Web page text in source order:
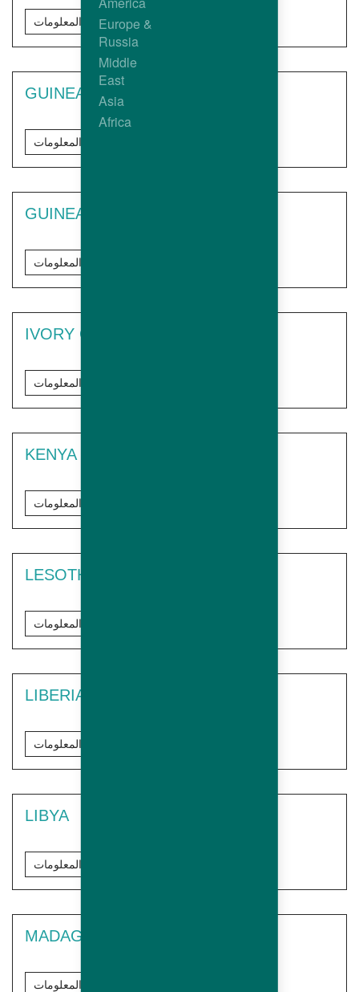
مزيد من المعلومات
GUINEA
مزيد من المعلومات
GUINEA-BISSAU
مزيد من المعلومات
IVORY COAST
مزيد من المعلومات
KENYA
مزيد من المعلومات
LESOTHO
مزيد من المعلومات
LIBERIA
مزيد من المعلومات
LIBYA
مزيد من المعلومات
MADAGASCAR
مزيد من المعلومات
Europe &
Russia
Middle
East
Asia
Africa